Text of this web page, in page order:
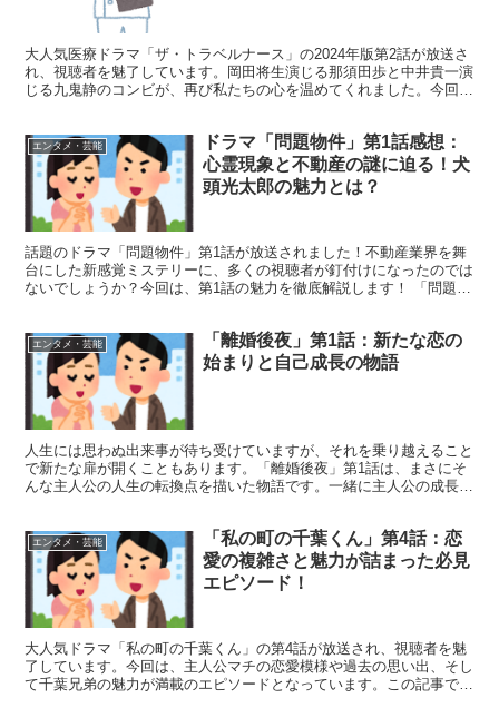
大人気医療ドラマ「ザ・トラベルナース」の2024年版第2話が放送さ
れ、視聴者を魅了しています。岡田将生演じる那須田歩と中井貴一演
じる九鬼静のコンビが、再び私たちの心を温めてくれました。今回
エンタメ・芸能
ドラマ「問題物件」第1話感想：
心霊現象と不動産の謎に迫る！犬
頭光太郎の魅力とは？
話題のドラマ「問題物件」第1話が放送されました！不動産業界を舞
台にした新感覚ミステリーに、多くの視聴者が釘付けになったのでは
ないでしょうか？今回は、第1話の魅力を徹底解説します！ 「問題物
エンタメ・芸能
「離婚後夜」第1話：新たな恋の
始まりと自己成長の物語
人生には思わぬ出来事が待ち受けていますが、それを乗り越えること
で新たな扉が開くこともあります。「離婚後夜」第1話は、まさにそ
んな主人公の人生の転換点を描いた物語です。一緒に主人公の成長と
エンタメ・芸能
「私の町の千葉くん」第4話：恋
愛の複雑さと魅力が詰まった必見
エピソード！
大人気ドラマ「私の町の千葉くん」の第4話が放送され、視聴者を魅
了しています。今回は、主人公マチの恋愛模様や過去の思い出、そし
て千葉兄弟の魅力が満載のエピソードとなっています。この記事で